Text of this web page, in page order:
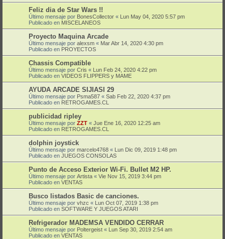
Feliz dia de Star Wars !!
Último mensaje por BonesCollector « Lun May 04, 2020 5:57 pm
Publicado en MISCELANEOS
Proyecto Maquina Arcade
Último mensaje por alexsm « Mar Abr 14, 2020 4:30 pm
Publicado en PROYECTOS
Chassis Compatible
Último mensaje por Cris « Lun Feb 24, 2020 4:22 pm
Publicado en VIDEOS FLIPPERS y MAME
AYUDA ARCADE SIJIASI 29
Último mensaje por Psma587 « Sab Feb 22, 2020 4:37 pm
Publicado en RETROGAMES.CL
publicidad ripley
Último mensaje por ZZT « Jue Ene 16, 2020 12:25 am
Publicado en RETROGAMES.CL
dolphin joystick
Último mensaje por marcelo4768 « Lun Dic 09, 2019 1:48 pm
Publicado en JUEGOS CONSOLAS
Punto de Acceso Exterior Wi-Fi. Bullet M2 HP.
Último mensaje por Artista « Vie Nov 15, 2019 3:44 pm
Publicado en VENTAS
Busco listados Basic de canciones.
Último mensaje por vhzc « Lun Oct 07, 2019 1:38 pm
Publicado en SOFTWARE Y JUEGOS ATARI
Refrigerador MADEMSA VENDIDO CERRAR
Último mensaje por Poltergeist « Lun Sep 30, 2019 2:54 am
Publicado en VENTAS